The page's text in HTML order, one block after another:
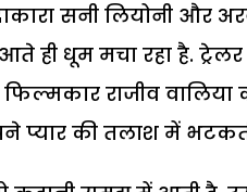
सनी लियोनी और
आते ही धूम मचा रहा है.
राजीव
प्यार की तलाश में